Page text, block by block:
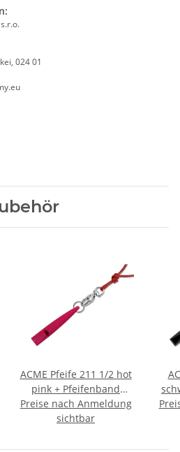
024 01
ACME Pfeife 211 1/2 hot
pink + Pfeifenband
kostenlos
Preise nach Anmeldung
sichtbar